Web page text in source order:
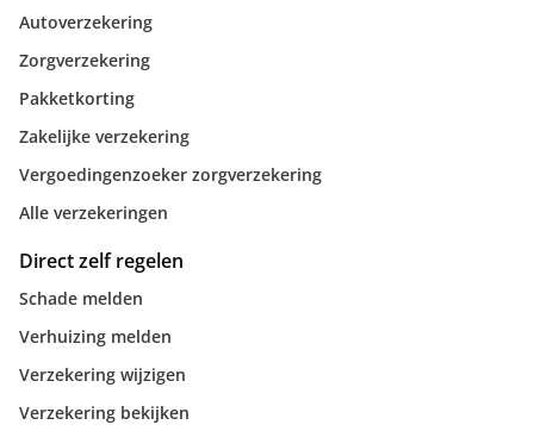
Autoverzekering
Zorgverzekering
Pakketkorting
Zakelijke verzekering
Vergoedingenzoeker zorgverzekering
Alle verzekeringen
Direct zelf regelen
Schade melden
Verhuizing melden
Verzekering wijzigen
Verzekering bekijken